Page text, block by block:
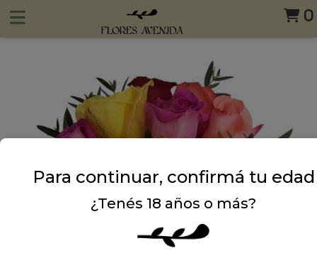
0
Para continuar, confirmá tu edad
¿Tenés 18 años o más?